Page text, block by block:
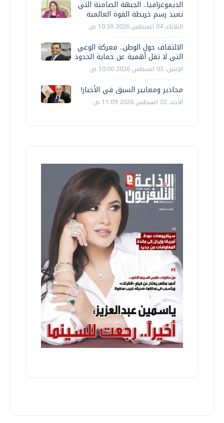
الديموغرافيا.. الجبهة الصامتة التي
تعيد رسم خريطة القوة العالمية
الثلاثاء، 04 اغسطس 2026 10:36 ص
الالتفاف حول الوطن.. معركة الوعي
التي لا تقل أهمية عن حماية الحدود
الإثنين، 03 اغسطس 2026 10:00 ص
محاذير ومعايير السبق في الأخبار!
الأحد، 02 اغسطس 2026 11:09 ص